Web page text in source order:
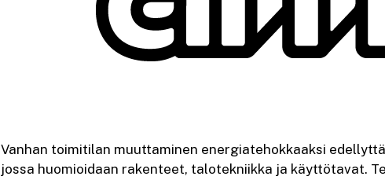
Vanhan toimitilan muuttaminen energiatehokkaaksi
jossa huomioidaan rakenteet, talotekniikka ja käyttötavat.